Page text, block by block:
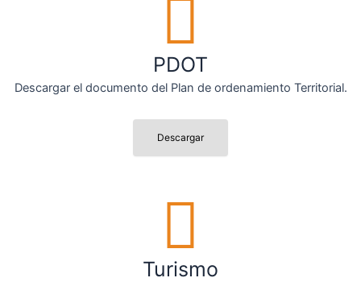
PDOT
Descargar el documento del Plan de ordenamiento Territorial.
Descargar
Turismo